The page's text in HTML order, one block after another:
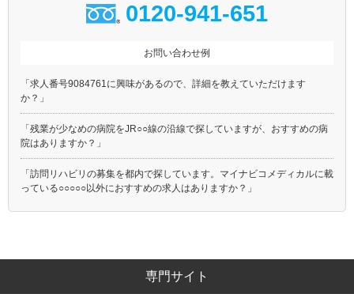
0120-941-651
お問い合わせ例
「求人番号9084761に興味があるので、詳細を教えていただけます
か？」
「残業が少なめの病院をJR○○線の沿線で探していますが、おすすめの病
院はありますか？」
「訪問リハビリの募集を都内で探しています。マイナビコメディカルに載
っている○○○○○以外におすすめの求人はありますか？」
専門サイト